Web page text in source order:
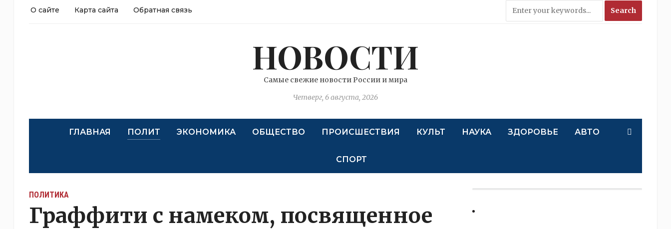
О сайте Карта сайта Обратная связь
НОВОСТИ
Самые свежие новости России и мира
Четверг, 6 августа, 2026
ГЛАВНАЯ ПОЛИТ ЭКОНОМИКА ОБЩЕСТВО ПРОИСШЕСТВИЯ КУЛЬТ НАУКА ЗДОРОВЬЕ АВТО
СПОРТ
ПОЛИТИКА
Граффити с намеком, посвященное